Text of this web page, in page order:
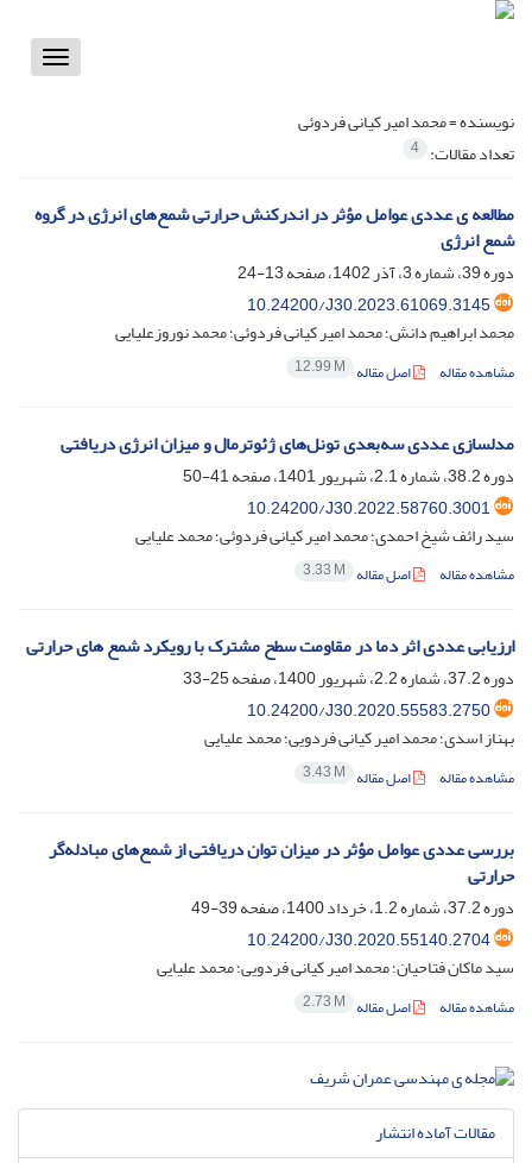
Toggle
نویسنده =محمد امیر کیانی فردوئی
تعداد مقالات: 4
مطالعه ی عددی عوامل مؤثر در اندرکنش حرارتی شمع‌های انرژی در گروه
شمع انرژی
دوره 39، شماره 3، آذر 1402، صفحه
13-24
10.24200/J30.2023.61069.3145
محمد ابراهیم دانش؛ محمد امیر کیانی فردوئی؛ محمد نوروزعلیایی
مشاهده مقاله اصل مقاله 12.99 M
مدلسازی عددی سه‌بعدی تونل‌های ژئوترمال و میزان انرژی دریافتی
دوره 38.2، شماره 2.1، شهریور 1401، صفحه
41-50
10.24200/J30.2022.58760.3001
سید رائف شیخ احمدی؛ محمد امیر کیانی فردوئی؛ محمد علیایی
مشاهده مقاله اصل مقاله 3.33 M
ارزیابی عددی اثر دما در مقاومت سطح مشترک با رویکرد شمع های حرارتی
دوره 37.2، شماره 2.2، شهریور 1400، صفحه
25-33
10.24200/J30.2020.55583.2750
بهناز اسدی؛ محمد امیر کیانی فردویی؛ محمد علیایی
مشاهده مقاله اصل مقاله 3.43 M
بررسی عددی عوامل مؤثر در میزان توان دریافتی از شمع‌های مبادله‌گر
حرارتی
دوره 37.2، شماره 1.2، خرداد 1400، صفحه
39-49
10.24200/J30.2020.55140.2704
سید ماکان فتاحیان؛ محمد امیر کیانی فردویی؛ محمد علیایی
مشاهده مقاله اصل مقاله 2.73 M
مقالات آماده انتشار